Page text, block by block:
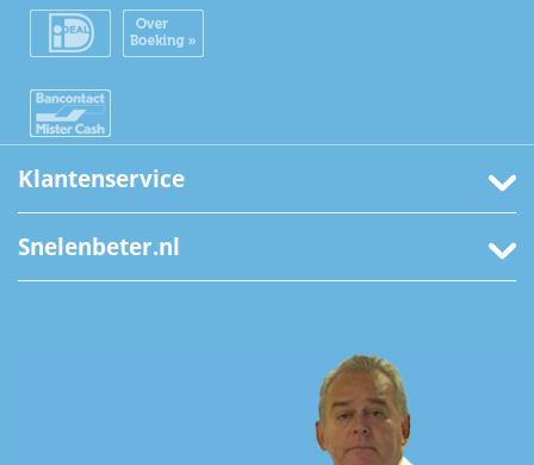
Klantenservice
Snelenbeter.nl